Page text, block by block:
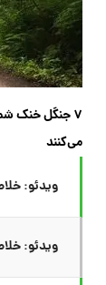
۷ جنگل خنک
می‌کنند
ویدئو: خلاصه
ویدئو: خلاصه